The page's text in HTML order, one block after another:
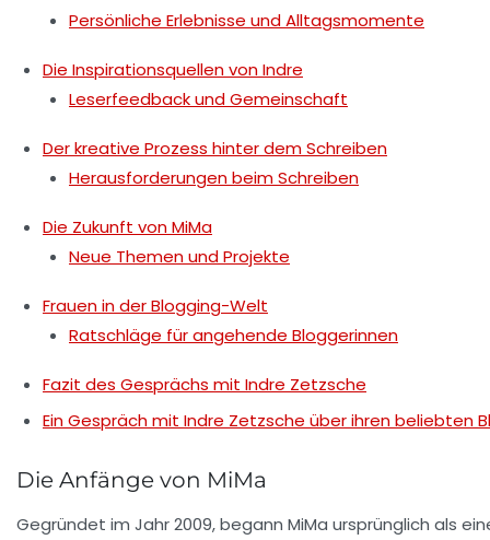
Persönliche Erlebnisse und Alltagsmomente
Die Inspirationsquellen von Indre
Leserfeedback und Gemeinschaft
Der kreative Prozess hinter dem Schreiben
Herausforderungen beim Schreiben
Die Zukunft von MiMa
Neue Themen und Projekte
Frauen in der Blogging-Welt
Ratschläge für angehende Bloggerinnen
Fazit des Gesprächs mit Indre Zetzsche
Ein Gespräch mit Indre Zetzsche über ihren beliebten
Die Anfänge von MiMa
Gegründet im Jahr 2009, begann MiMa ursprünglich als